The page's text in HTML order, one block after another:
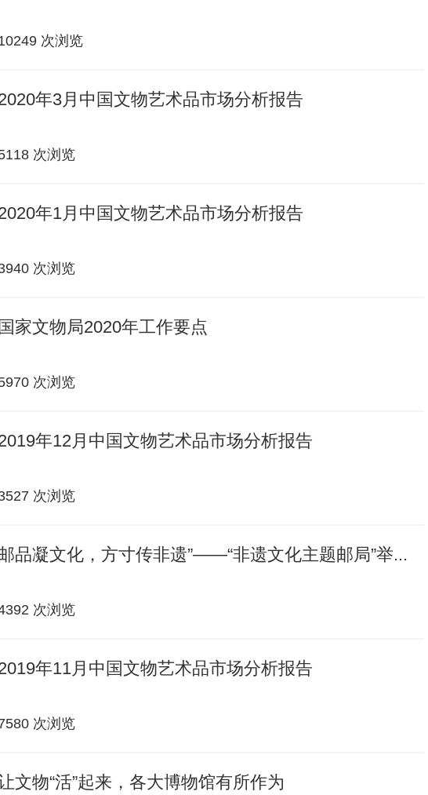
次浏览
年3月中国文物艺术品市场分析报告
次浏览
年1月中国文物艺术品市场分析报告
次浏览
国家文物局2020年工作要点
次浏览
年12月中国文物艺术品市场分析报告
次浏览
品凝文化，方寸传非遗”——“非遗文化主题邮局”举...
次浏览
年11月中国文物艺术品市场分析报告
次浏览
文物“活”起来，各大博物馆有所作为